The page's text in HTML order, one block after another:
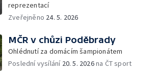
reprezentací
Zveřejněno 24. 5. 2026
MČR v chůzi Poděbrady
Ohlédnutí za domácím šampionátem
Poslední vysílání 20. 5. 2026na ČT sport